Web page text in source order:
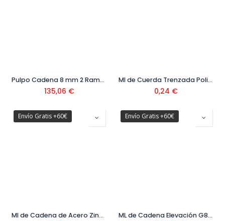
Pulpo Cadena 8 mm 2 Ramales Gº80
135,06 €
Ml de Cuerda Trenzada Polipropileno
0,24 €
Envío Gratis +60€
Ml de Cadena de Acero Zincado
Envío Gratis +60€
ML de Cadena Elevación G80 M8 Ref. 18004032